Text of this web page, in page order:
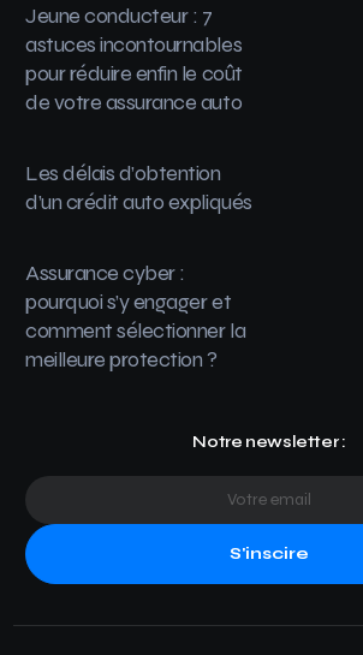
Jeune conducteur : 7
astuces incontournables
pour réduire enfin le coût
de votre assurance auto
Les délais d’obtention
d’un crédit auto expliqués
Assurance cyber :
pourquoi s’y engager et
comment sélectionner la
meilleure protection ?
Notre newsletter :
S'inscire